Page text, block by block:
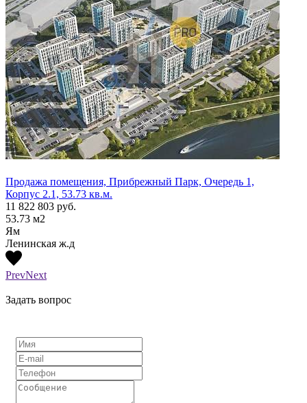
Продажа помещения, Прибрежный Парк, Очередь 1,
Корпус 2.1, 53.73 кв.м.
11 822 803 руб.
53.73 м2
Ям
Ленинская ж.д
PrevNext
Задать вопрос